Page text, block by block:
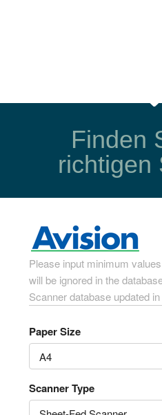
Finden
richtigen